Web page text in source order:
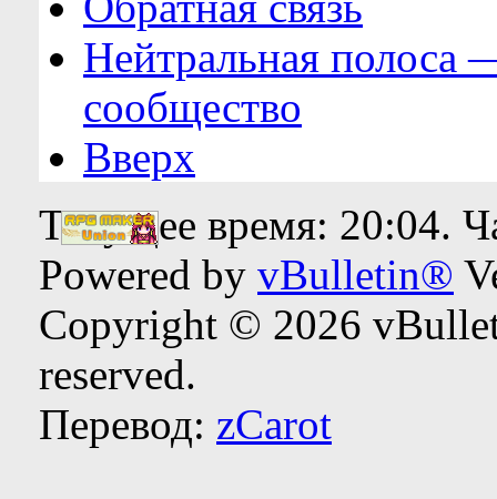
Нейтральная полоса
сообщество
Вверх
Текущее время: 20:04.
Powered by vBulletin®
Copyright © 2026
reserved.
Перевод: zCarot